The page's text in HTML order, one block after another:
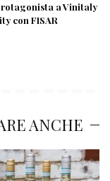
a Vinitaly
con FISAR
ANCHE